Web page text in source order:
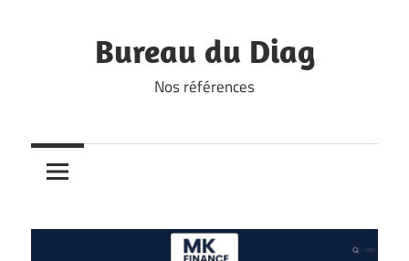
Bureau du Diag
Nos références